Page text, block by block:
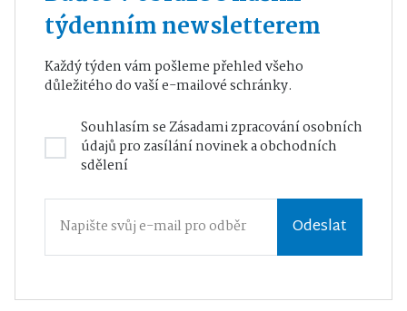
týdenním newsletterem
Každý týden vám pošleme přehled všeho
důležitého do vaší e-mailové schránky.
Souhlasím seZásadami zpracování osobních
údajůpro zasílání novinek a obchodních
sdělení
Odeslat